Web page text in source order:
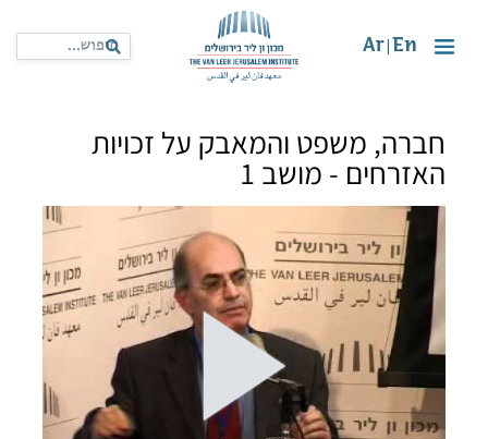
En
Ar
חברה, משפט והמאבק על זכויות
האזרחים - מושב 1